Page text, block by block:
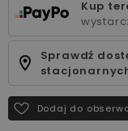
Kup
Sprawdź
Dodaj do